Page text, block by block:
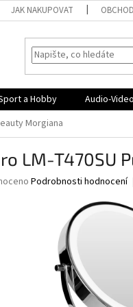
JAK NAKUPOVAT
a Hobby Audio-Video
Morgiana
LM-T470SU
Podrobnosti hodnocení